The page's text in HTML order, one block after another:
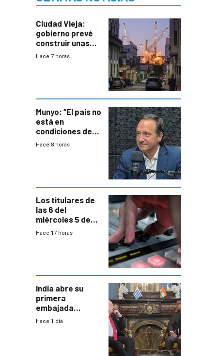
Ciudad Vieja:
gobierno prevé
construir unas
mil viviendas en
Hace 7 horas
Munyo: “El país no
está en
condiciones de
enfrentar una
Hace 8 horas
Los titulares de
las 6 del
miércoles 5 de
agosto de 2026
Hace 17 horas
India abre su
primera
embajada
residente en
Hace 1 día